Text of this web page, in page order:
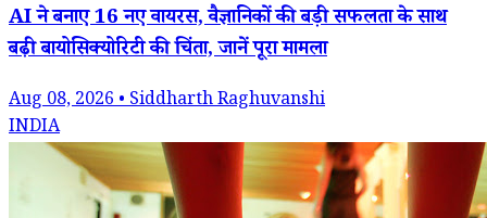
AI ने बनाए 16 नए वायरस, वैज्ञानिकों की बड़ी सफलता के साथ
बढ़ी बायोसिक्योरिटी की चिंता, जानें पूरा मामला
Aug 08, 2026 • Siddharth Raghuvanshi
INDIA